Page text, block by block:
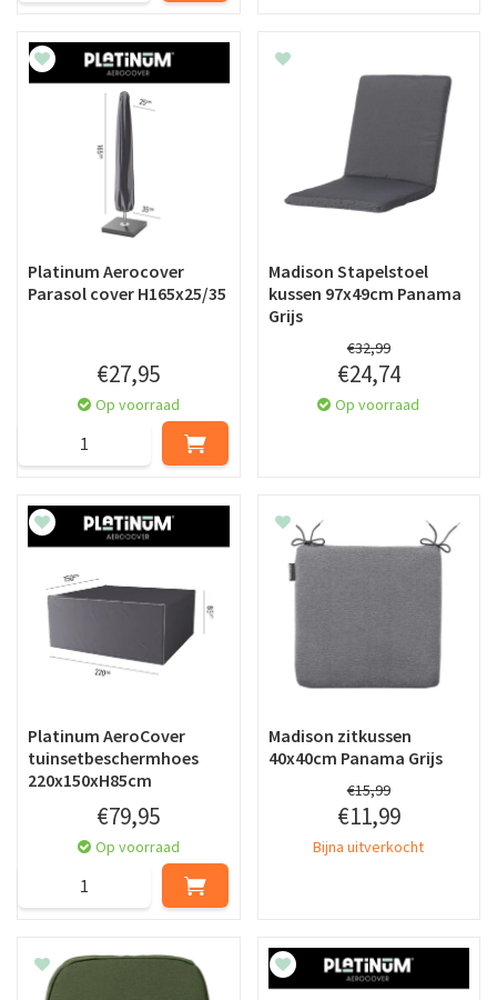
Platinum Aerocover
Parasol cover H165x25/35
€27,95
Op voorraad
Madison Stapelstoel
kussen 97x49cm Panama
Grijs
€32,99
€24,74
Op voorraad
Platinum AeroCover
tuinsetbeschermhoes
220x150xH85cm
€79,95
Op voorraad
Madison zitkussen
40x40cm Panama Grijs
€15,99
€11,99
Bijna uitverkocht